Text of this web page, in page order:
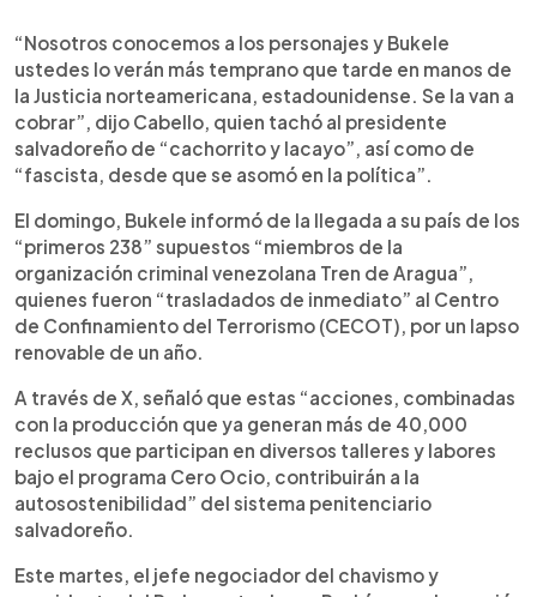
“Nosotros conocemos a los personajes y Bukele
ustedes lo verán más temprano que tarde en manos de
la Justicia norteamericana, estadounidense. Se la van a
cobrar”, dijo Cabello, quien tachó al presidente
salvadoreño de “cachorrito y lacayo”, así como de
“fascista, desde que se asomó en la política”.
El domingo, Bukele informó de la llegada a su país de los
“primeros 238” supuestos “miembros de la
organización criminal venezolana Tren de Aragua”,
quienes fueron “trasladados de inmediato” al Centro
de Confinamiento del Terrorismo (CECOT), por un lapso
renovable de un año.
A través de X, señaló que estas “acciones, combinadas
con la producción que ya generan más de 40,000
reclusos que participan en diversos talleres y labores
bajo el programa Cero Ocio, contribuirán a la
autosostenibilidad” del sistema penitenciario
salvadoreño.
Este martes, el jefe negociador del chavismo y